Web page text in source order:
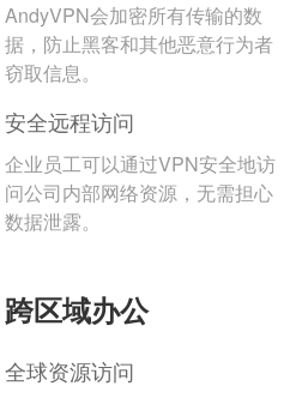
AndyVPN会加密所有传输的数
据，防止黑客和其他恶意行为者
窃取信息。
安全远程访问
企业员工可以通过VPN安全地访
问公司内部网络资源，无需担心
数据泄露。
跨区域办公
全球资源访问